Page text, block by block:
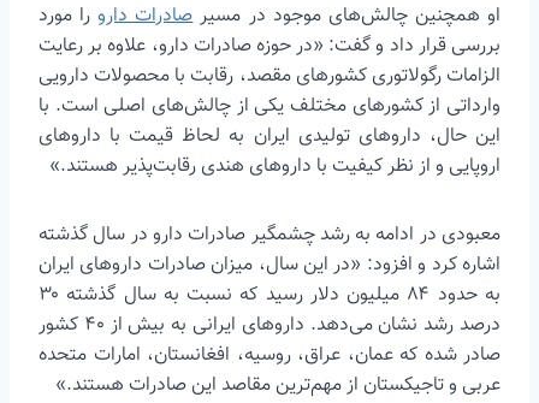
او همچنین چالش‌های موجود در مسیرصادرات دارورا مورد
بررسی قرار داد و گفت: «در حوزه صادرات دارو، علاوه بر رعایت
الزامات رگولاتوری کشورهای مقصد، رقابت با محصولات دارویی
وارداتی از کشورهای مختلف یکی از چالش‌های اصلی است. با
این حال، داروهای تولیدی ایران به لحاظ قیمت با داروهای
اروپایی و از نظر کیفیت با داروهای هندی رقابت‌پذیر هستند.»
معبودی در ادامه به رشد چشمگیر صادرات دارو در سال گذشته
اشاره کرد و افزود: «در این سال، میزان صادرات داروهای ایران
به حدود ۸۴ میلیون دلار رسید که نسبت به سال گذشته ۳۰
درصد رشد نشان می‌دهد. داروهای ایرانی به بیش از ۴۰ کشور
صادر شده که عمان، عراق، روسیه، افغانستان، امارات متحده
عربی و تاجیکستان از مهم‌ترین مقاصد این صادرات هستند.»